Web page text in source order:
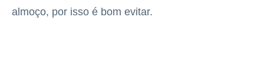
almoço, por isso é bom evitar.